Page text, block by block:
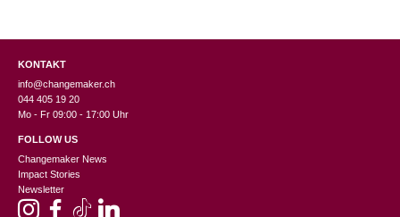
KONTAKT
info@changemaker.ch
044 405 19 20
Mo - Fr 09:00 - 17:00 Uhr
FOLLOW US
Changemaker News
Impact Stories
Newsletter